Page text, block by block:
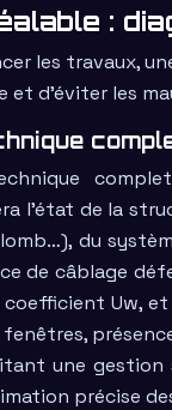
:
les travaux,
d’éviter les
l’état de la
du
de câblage
Uw,
une
précise